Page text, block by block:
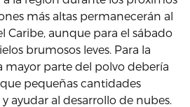
más altas permanecerán al
Caribe, aunque para el sábado
brumosos leves. Para la
mayor parte del polvo debería
pequeñas cantidades
ayudar al desarrollo de nubes.